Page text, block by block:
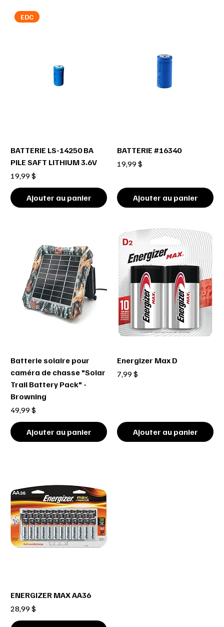
EDC
BATTERIE LS-14250 BA
PILE SAFT LITHIUM 3.6V
Prix
19,99 $
Ajouter au panier
BATTERIE #16340
Prix
19,99 $
Ajouter au panier
Batterie solaire pour
caméra de chasse "Solar
Trail Battery Pack" -
Browning
Prix
49,99 $
Ajouter au panier
Energizer Max D
Prix
7,99 $
Ajouter au panier
ENERGIZER MAX AA36
Prix
28,99 $